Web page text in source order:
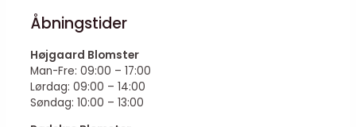
Åbningstider
Højgaard Blomster
Man-Fre: 09:00 – 17:00
Lørdag: 09:00 – 14:00
Søndag: 10:00 – 13:00